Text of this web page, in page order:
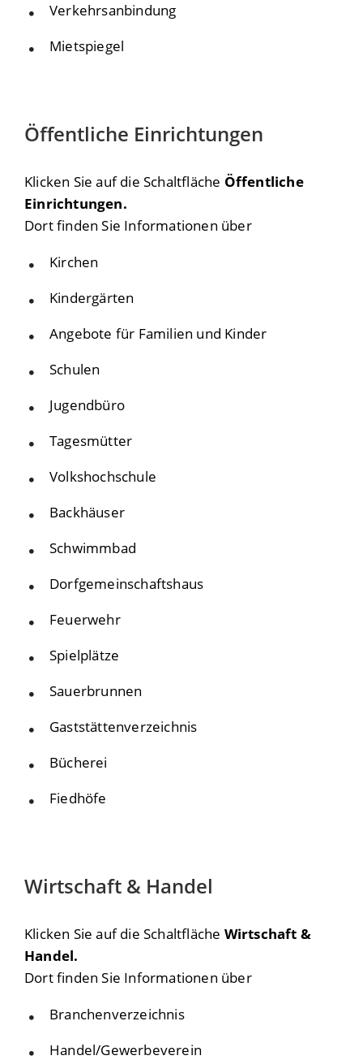
Verkehrsanbindung
Mietspiegel
Öffentliche Einrichtungen
Klicken Sie auf die Schaltfläche Öffentliche
Einrichtungen.
Dort finden Sie Informationen über
Kirchen
Kindergärten
Angebote für Familien und Kinder
Schulen
Jugendbüro
Tagesmütter
Volkshochschule
Backhäuser
Schwimmbad
Dorfgemeinschaftshaus
Feuerwehr
Spielplätze
Sauerbrunnen
Gaststättenverzeichnis
Bücherei
Fiedhöfe
Wirtschaft & Handel
Klicken Sie auf die Schaltfläche Wirtschaft &
Handel.
Dort finden Sie Informationen über
Branchenverzeichnis
Handel/Gewerbeverein